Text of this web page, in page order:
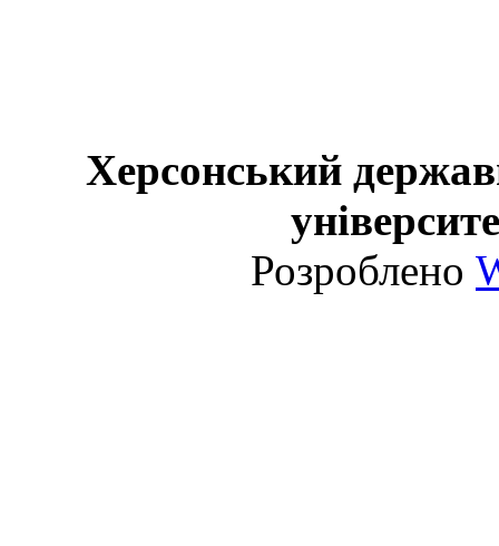
Херсонський
Розроблено